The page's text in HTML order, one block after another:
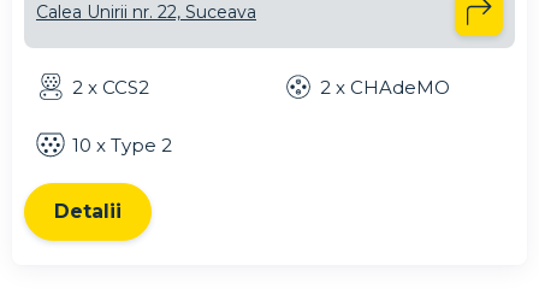
Calea Unirii nr. 22, Suceava
2 x CCS2 2 x CHAdeMO
10 x Type 2
Detalii